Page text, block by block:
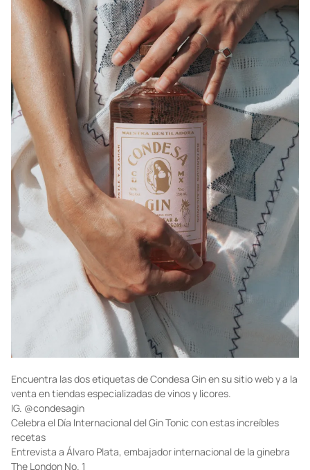
Encuentra las dos etiquetas de Condesa Gin ensu sitio weby a la
venta entiendas especializadasde vinos y licores.
IG. @condesagin
Celebra el Día Internacional del Gin Tonic con estas increíbles
recetas
Entrevista a Álvaro Plata, embajador internacional de la ginebra
The London No. 1